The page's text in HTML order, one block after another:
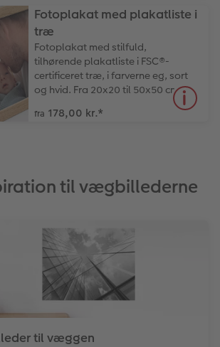
Fotoplakat med plakatliste i
træ
Fotoplakat med stilfuld,
tilhørende plakatliste i FSC®-
certificeret træ, i farverne eg, sort
og hvid. Fra 20x20 til 50x50 cm.
fra 178,00 kr.*
til vægbillederne
til væggen